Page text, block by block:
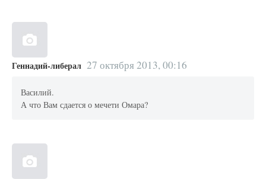
Геннадий-либерал 27 октября 2013, 00:16
Василий.
А что Вам сдается о мечети Омара?